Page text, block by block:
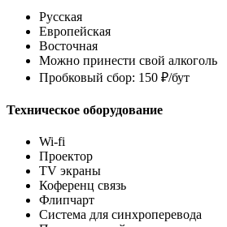
Русская
Европейская
Восточная
Можно принести свой алкоголь
Пробковый сбор: 150 ₽/бут
Техническое оборудование
Wi-fi
Проектор
TV экраны
Коференц связь
Флипчарт
Система для синхроперевода